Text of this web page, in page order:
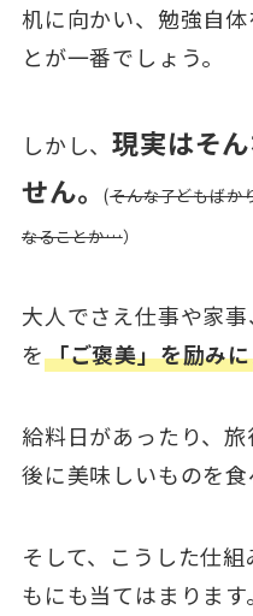
机に向かい、勉強自
とが一番でしょう。
しかし、現実はそ
せん。(そんな子どもばか
なることか…）
大人でさえ仕事や家
を「ご褒美」を励みに
給料日があったり、
後に美味しいものを食
そして、こうした仕
もにも当てはまります。